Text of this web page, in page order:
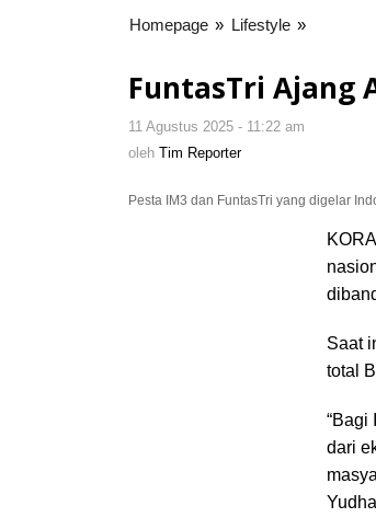
Homepage » Lifestyle »
Indosat
FuntasTri Ajang
11 Agustus 2025 - 11:22 am
oleh Tim Reporter
Pesta IM3 dan FuntasTri yang digelar
Saat
total
“Bagi
dari